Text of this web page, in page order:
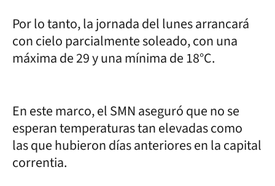
Por lo tanto, la jornada del lunes arrancará
con cielo parcialmente soleado, con una
máxima de 29 y una mínima de 18°C.
En este marco, el SMN aseguró que no se
esperan temperaturas tan elevadas como
las que hubieron días anteriores en la capital
correntia.